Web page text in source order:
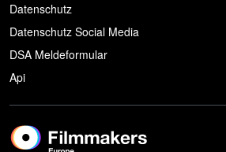
Datenschutz
Datenschutz Social Media
DSA Meldeformular
Api